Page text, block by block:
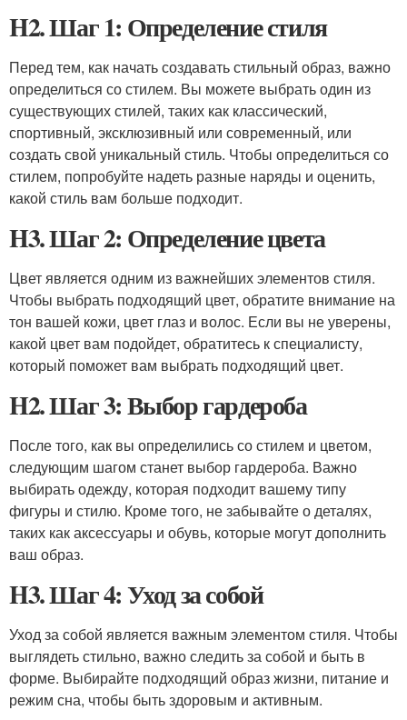
H2. Шаг 1: Определение стиля
Перед тем, как начать создавать стильный образ, важно
определиться со стилем. Вы можете выбрать один из
существующих стилей, таких как классический,
спортивный, эксклюзивный или современный, или
создать свой уникальный стиль. Чтобы определиться со
стилем, попробуйте надеть разные наряды и оценить,
какой стиль вам больше подходит.
H3. Шаг 2: Определение цвета
Цвет является одним из важнейших элементов стиля.
Чтобы выбрать подходящий цвет, обратите внимание на
тон вашей кожи, цвет глаз и волос. Если вы не уверены,
какой цвет вам подойдет, обратитесь к специалисту,
который поможет вам выбрать подходящий цвет.
H2. Шаг 3: Выбор гардероба
После того, как вы определились со стилем и цветом,
следующим шагом станет выбор гардероба. Важно
выбирать одежду, которая подходит вашему типу
фигуры и стилю. Кроме того, не забывайте о деталях,
таких как аксессуары и обувь, которые могут дополнить
ваш образ.
H3. Шаг 4: Уход за собой
Уход за собой является важным элементом стиля. Чтобы
выглядеть стильно, важно следить за собой и быть в
форме. Выбирайте подходящий образ жизни, питание и
режим сна, чтобы быть здоровым и активным.